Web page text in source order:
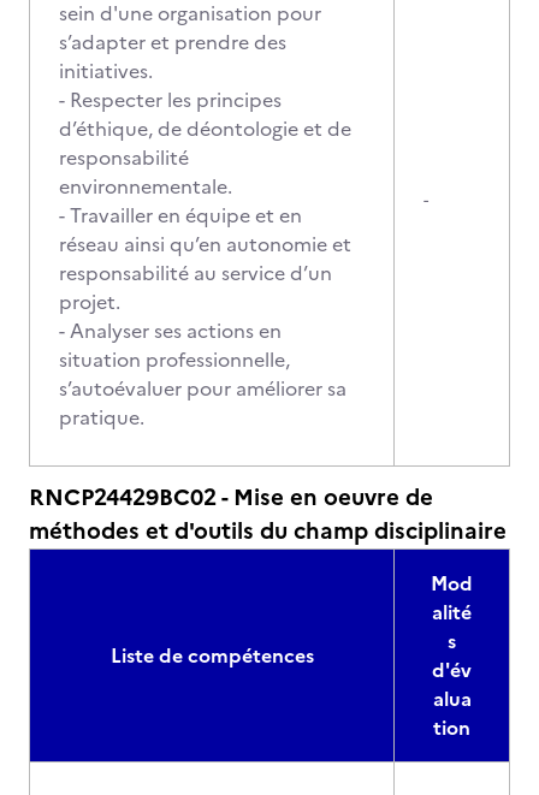
sein d'une organisation pour
s’adapter et prendre des
initiatives.
- Respecter les principes
d’éthique, de déontologie et de
responsabilité
environnementale.
- Travailler en équipe et en
réseau ainsi qu’en autonomie et
responsabilité au service d’un
projet.
- Analyser ses actions en
situation professionnelle,
s’autoévaluer pour améliorer sa
pratique.
-
RNCP24429BC02 - Mise en oeuvre de
méthodes et d'outils du champ disciplinaire
Liste de compétences
Mod
alité
s
d'év
alua
tion